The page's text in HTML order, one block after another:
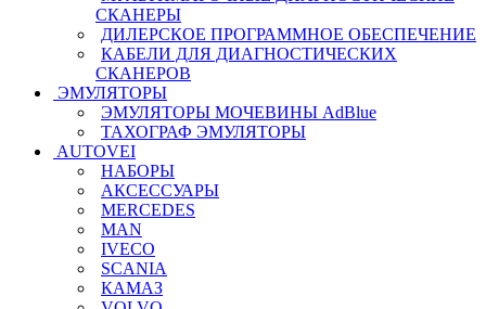
СКАНЕРЫ
ДИЛЕРСКОЕ ПРОГРАММНОЕ ОБЕСПЕЧЕНИЕ
КАБЕЛИ ДЛЯ ДИАГНОСТИЧЕСКИХ
СКАНЕРОВ
ЭМУЛЯТОРЫ
ЭМУЛЯТОРЫ МОЧЕВИНЫ АdBlue
ТАХОГРАФ ЭМУЛЯТОРЫ
AUTOVEI
НАБОРЫ
АКСЕССУАРЫ
MERCEDES
MAN
IVECO
SCANIA
КАМАЗ